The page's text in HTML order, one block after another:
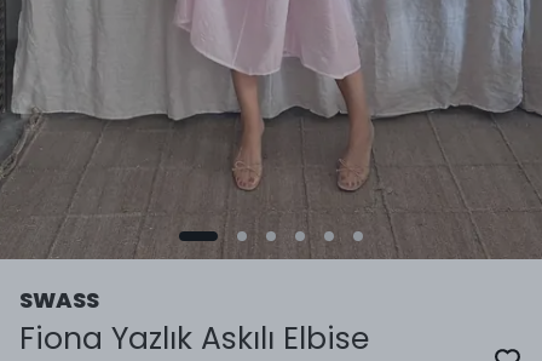
SWASS
Fiona Yazlık Askılı Elbise